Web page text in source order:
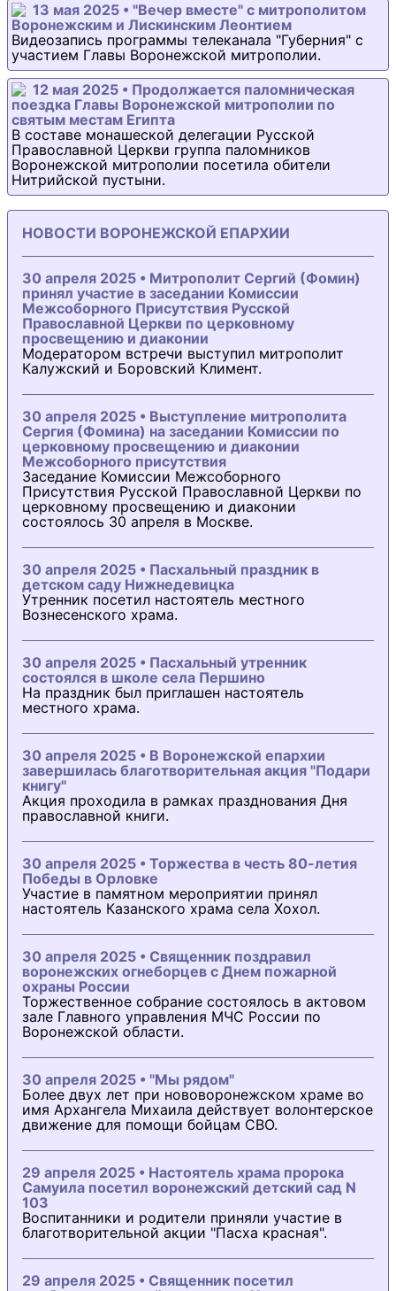
13 мая 2025 • "Вечер вместе" с митрополитом
Воронежским и Лискинским Леонтием
Видеозапись программы телеканала "Губерния" с
участием Главы Воронежской митрополии.
12 мая 2025 • Продолжается паломническая
поездка Главы Воронежской митрополии по
святым местам Египта
В составе монашеской делегации Русской
Православной Церкви группа паломников
Воронежской митрополии посетила обители
Нитрийской пустыни.
НОВОСТИ ВОРОНЕЖСКОЙ ЕПАРХИИ
30 апреля 2025 • Митрополит Сергий (Фомин)
принял участие в заседании Комиссии
Межсоборного Присутствия Русской
Православной Церкви по церковному
просвещению и диаконии
Модератором встречи выступил митрополит
Калужский и Боровский Климент.
30 апреля 2025 • Выступление митрополита
Сергия (Фомина) на заседании Комиссии по
церковному просвещению и диаконии
Межсоборного присутствия
Заседание Комиссии Межсоборного
Присутствия Русской Православной Церкви по
церковному просвещению и диаконии
состоялось 30 апреля в Москве.
30 апреля 2025 • Пасхальный праздник в
детском саду Нижнедевицка
Утренник посетил настоятель местного
Вознесенского храма.
30 апреля 2025 • Пасхальный утренник
состоялся в школе села Першино
На праздник был приглашен настоятель
местного храма.
30 апреля 2025 • В Воронежской епархии
завершилась благотворительная акция "Подари
книгу"
Акция проходила в рамках празднования Дня
православной книги.
30 апреля 2025 • Торжества в честь 80-летия
Победы в Орловке
Участие в памятном мероприятии принял
настоятель Казанского храма села Хохол.
30 апреля 2025 • Священник поздравил
воронежских огнеборцев с Днем пожарной
охраны России
Торжественное собрание состоялось в актовом
зале Главного управления МЧС России по
Воронежской области.
30 апреля 2025 • "Мы рядом"
Более двух лет при нововоронежском храме во
имя Архангела Михаила действует волонтерское
движение для помощи бойцам СВО.
29 апреля 2025 • Настоятель храма пророка
Самуила посетил воронежский детский сад N
103
Воспитанники и родители приняли участие в
благотворительной акции "Пасха красная".
29 апреля 2025 • Священник посетил